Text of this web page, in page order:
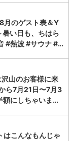
月のゲスト表＆Y
い日も、ちはら
#熱波 #サウナ #…
山のお客様に来
ら7月21日〜7月3
額にしちゃいま…
はこんなもんじゃ